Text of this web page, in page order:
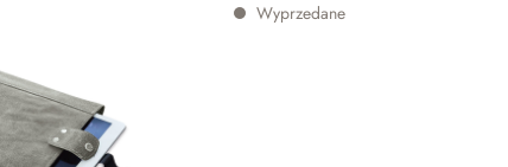
Wyprzedane